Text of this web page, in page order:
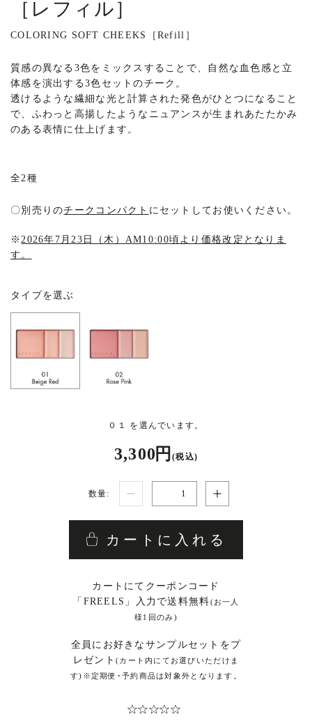
［レフィル］
COLORING SOFT CHEEKS［Refill］
質感の異なる3色をミックスすることで、自然な血色感と立
体感を演出する3色セットのチーク。
透けるような繊細な光と計算された発色がひとつになること
で、ふわっと高揚したようなニュアンスが生まれあたたかみ
のある表情に仕上げます。
全2種
〇別売りのチークコンパクト にセットしてお使いください。
※2026年7月23日（木）AM10:00頃より価格改定となりま
す。
タイプを選ぶ
０１ を選んでいます。
3,300 円(税込)
数量:
カートに入れる
カートにてクーポンコード
「FREELS」入力で送料無料(お一人
様1回のみ)
全員にお好きなサンプルセットをプ
レゼント (カート内にてお選びいただけま
す)※定期便･予約商品は対象外となります。